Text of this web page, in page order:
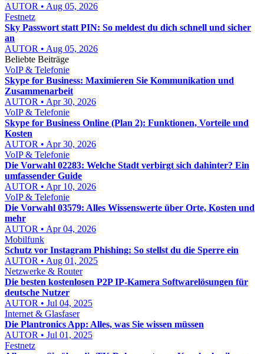
AUTOR • Aug 05, 2026
Festnetz
Sky Passwort statt PIN: So meldest du dich schnell und sicher
an
AUTOR • Aug 05, 2026
Beliebte Beiträge
VoIP & Telefonie
Skype for Business: Maximieren Sie Kommunikation und
Zusammenarbeit
AUTOR • Apr 30, 2026
VoIP & Telefonie
Skype for Business Online (Plan 2): Funktionen, Vorteile und
Kosten
AUTOR • Apr 30, 2026
VoIP & Telefonie
Die Vorwahl 02283: Welche Stadt verbirgt sich dahinter? Ein
umfassender Guide
AUTOR • Apr 10, 2026
VoIP & Telefonie
Die Vorwahl 03579: Alles Wissenswerte über Orte, Kosten und
mehr
AUTOR • Apr 04, 2026
Mobilfunk
Schutz vor Instagram Phishing: So stellst du die Sperre ein
AUTOR • Aug 01, 2025
Netzwerke & Router
Die besten kostenlosen P2P IP-Kamera Softwarelösungen für
deutsche Nutzer
AUTOR • Jul 04, 2025
Internet & Glasfaser
Die Plantronics App: Alles, was Sie wissen müssen
AUTOR • Jul 01, 2025
Festnetz